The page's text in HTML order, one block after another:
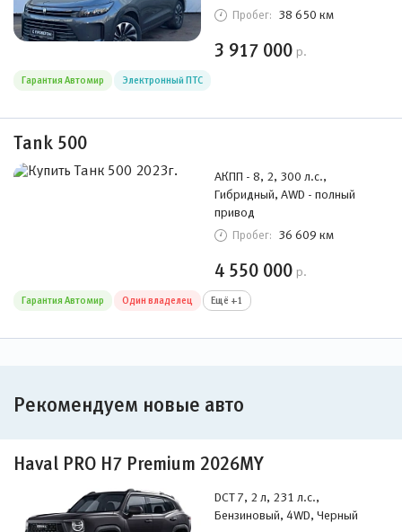
Пробег: 38 650 км
3 917 000 р.
Гарантия Автомир Электронный ПТС
Tank 500
АКПП - 8, 2, 300 л.с.,
Гибридный, AWD - полный
привод
Пробег: 36 609 км
4 550 000 р.
Гарантия Автомир Один владелец Ещё +1
Рекомендуем новые авто
Haval PRO H7 Premium 2026MY
DCT 7, 2 л, 231 л.с.,
Бензиновый, 4WD, Черный